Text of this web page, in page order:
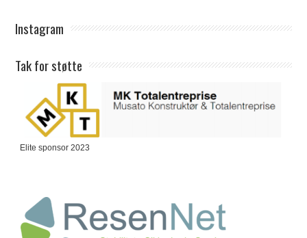
Instagram
Tak for støtte
Elite sponsor 2023